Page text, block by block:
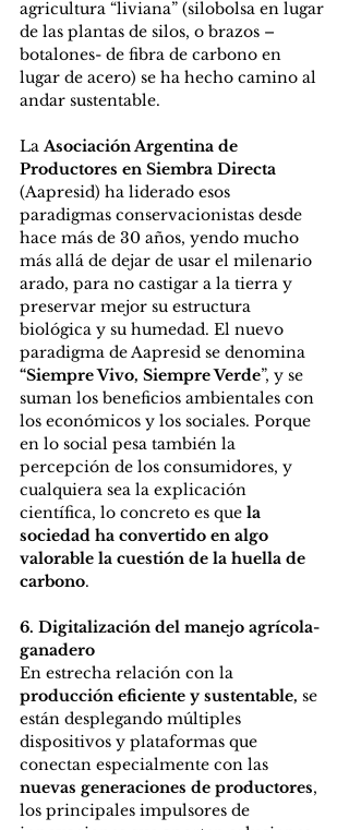
agricultura “liviana” (silobolsa en lugar
de las plantas de silos, o brazos –
botalones- de fibra de carbono en
lugar de acero) se ha hecho camino al
andar sustentable.
La Asociación Argentina de
Productores en Siembra Directa
(Aapresid) ha liderado esos
paradigmas conservacionistas desde
hace más de 30 años, yendo mucho
más allá de dejar de usar el milenario
arado, para no castigar a la tierra y
preservar mejor su estructura
biológica y su humedad. El nuevo
paradigma de Aapresid se denomina
“Siempre Vivo, Siempre Verde”, y se
suman los beneficios ambientales con
los económicos y los sociales. Porque
en lo social pesa también la
percepción de los consumidores, y
cualquiera sea la explicación
científica, lo concreto es que la
sociedad ha convertido en algo
valorable la cuestión de la huella de
carbono.
6. Digitalización del manejo agrícola-
ganadero
En estrecha relación con la
producción eficiente y sustentable, se
están desplegando múltiples
dispositivos y plataformas que
conectan especialmente con las
nuevas generaciones de productores,
los principales impulsores de